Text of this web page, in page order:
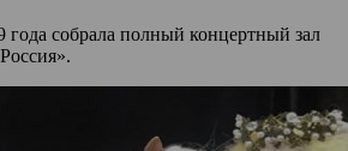
собрала полный концертный зал